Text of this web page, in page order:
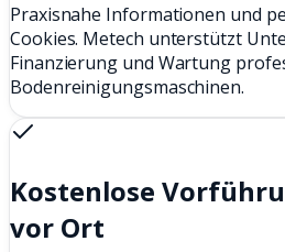
Praxisnahe Informationen und
Cookies. Metech unterstützt
Finanzierung und Wartung
Bodenreinigungsmaschinen.
Kostenlose
vor Ort